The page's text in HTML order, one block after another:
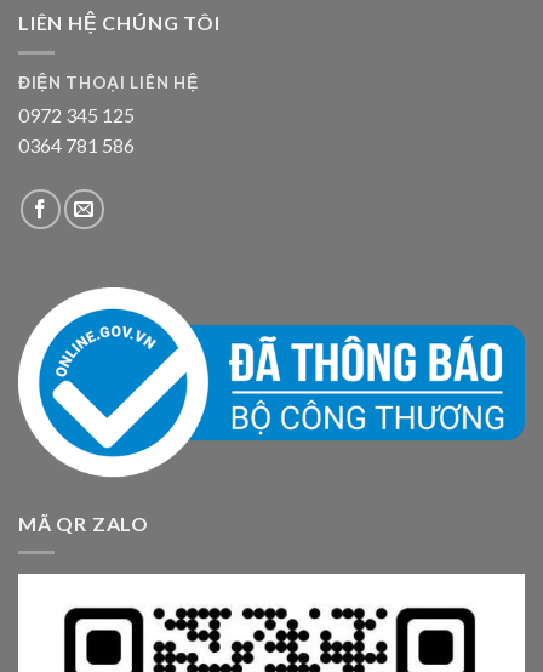
LIÊN HỆ CHÚNG TÔI
ĐIỆN THOẠI LIÊN HỆ
0972 345 125
0364 781 586
MÃ QR ZALO